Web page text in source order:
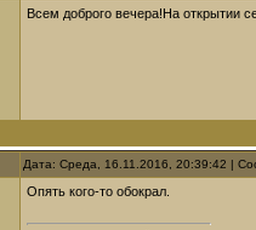
Всем доброго вечера!На открытии
Дата: Среда, 16.11.2016, 20:39:42 |
Опять кого-то обокрал.